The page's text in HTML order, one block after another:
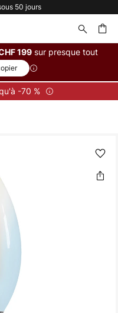
50 jours
199 sur presque tout
-70 %